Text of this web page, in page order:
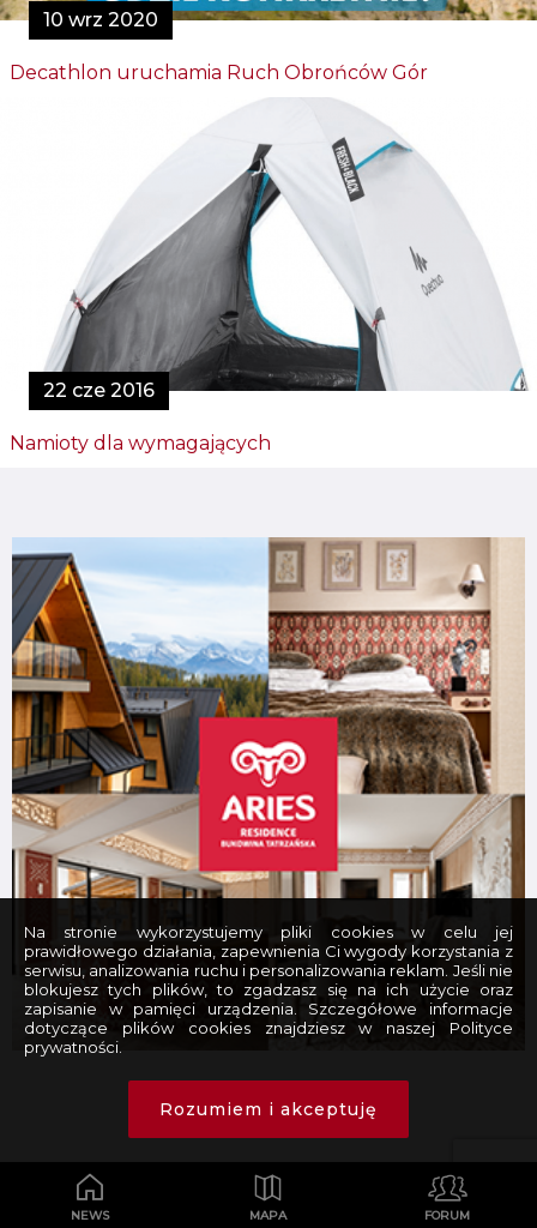
NEWS MAPA FORUM
10 wrz 2020
Decathlon uruchamia Ruch Obrońców Gór
22 cze 2016
Namioty dla wymagających
Na stronie wykorzystujemy pliki cookies w celu jej
prawidłowego działania, zapewnienia Ci wygody korzystania z
serwisu, analizowania ruchu i personalizowania reklam. Jeśli nie
blokujesz tych plików, to zgadzasz się na ich użycie oraz
zapisanie w pamięci urządzenia. Szczegółowe informacje
dotyczące plików cookies znajdziesz w naszej Polityce
prywatności.
Rozumiem i akceptuję